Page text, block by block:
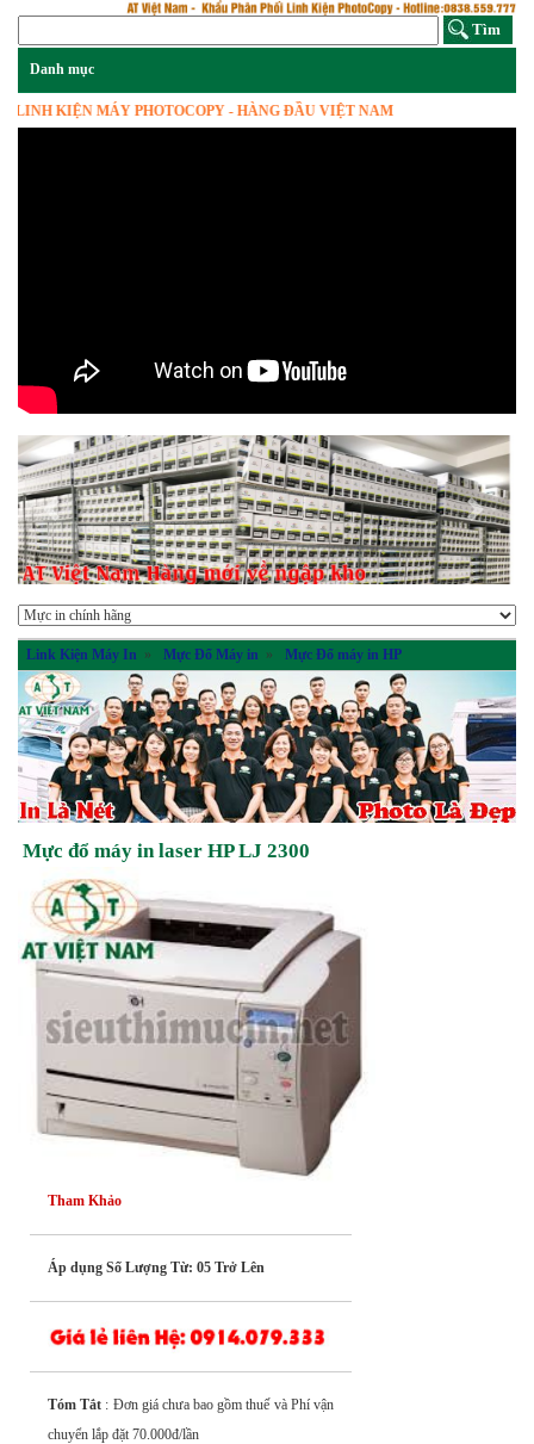
KIỆN MÁY PHOTOCOPY - HÀNG ĐẦU VIỆT NAM
Previous Next
Link Kiện Máy In » Mực Đổ Máy in » Mực Đổ máy in HP
Mực đổ máy in laser HP LJ 2300
Tham Khảo
Áp dụng Số Lượng Từ: 05 Trở Lên
Tóm Tắt : Đơn giá chưa bao gồm thuế và Phí vận
chuyển lắp đặt 70.000đ/lần